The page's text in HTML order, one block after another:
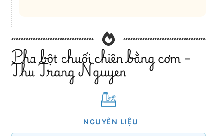
Pha bột chuối chiên bằng cơm –
Thu Trang Nguyen
NGUYÊN LIỆU